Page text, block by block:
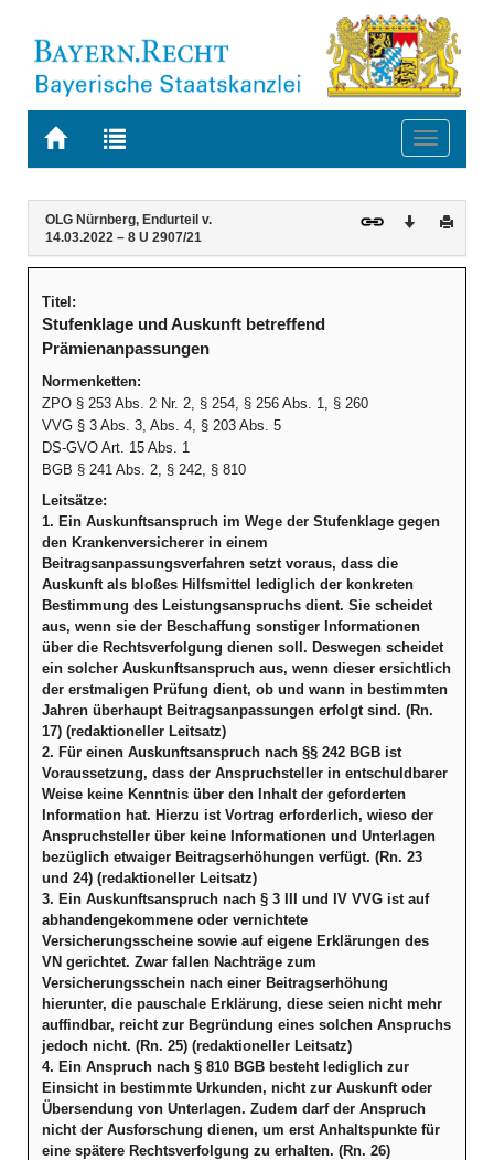
Zur
BAYERN.RECHT
Zur
letzten
Suche
Toggle
Navigation
Inhalt
OLG Nürnberg, Endurteil v.
14.03.2022 – 8 U 2907/21
Download
Titel:
Stufenklage und Auskunft betreffend
Prämienanpassungen
Normenketten:
ZPO § 253 Abs. 2 Nr. 2, § 254, § 256 Abs. 1, § 260
VVG § 3 Abs. 3, Abs. 4, § 203 Abs. 5
DS-GVO Art. 15 Abs. 1
BGB § 241 Abs. 2, § 242, § 810
Leitsätze:
1. Ein Auskunftsanspruch im Wege der Stufenklage gegen
den Krankenversicherer in einem
Beitragsanpassungsverfahren setzt voraus, dass die
Auskunft als bloßes Hilfsmittel lediglich der konkreten
Bestimmung des Leistungsanspruchs dient. Sie scheidet
aus, wenn sie der Beschaffung sonstiger Informationen
über die Rechtsverfolgung dienen soll. Deswegen scheidet
ein solcher Auskunftsanspruch aus, wenn dieser ersichtlich
der erstmaligen Prüfung dient, ob und wann in bestimmten
Jahren überhaupt Beitragsanpassungen erfolgt sind. (Rn.
17) (redaktioneller Leitsatz)
2. Für einen Auskunftsanspruch nach §§ 242 BGB ist
Voraussetzung, dass der Anspruchsteller in entschuldbarer
Weise keine Kenntnis über den Inhalt der geforderten
Information hat. Hierzu ist Vortrag erforderlich, wieso der
Anspruchsteller über keine Informationen und Unterlagen
bezüglich etwaiger Beitragserhöhungen verfügt. (Rn. 23
und 24) (redaktioneller Leitsatz)
3. Ein Auskunftsanspruch nach § 3 III und IV VVG ist auf
abhandengekommene oder vernichtete
Versicherungsscheine sowie auf eigene Erklärungen des
VN gerichtet. Zwar fallen Nachträge zum
Versicherungsschein nach einer Beitragserhöhung
hierunter, die pauschale Erklärung, diese seien nicht mehr
auffindbar, reicht zur Begründung eines solchen Anspruchs
jedoch nicht. (Rn. 25) (redaktioneller Leitsatz)
4. Ein Anspruch nach § 810 BGB besteht lediglich zur
Einsicht in bestimmte Urkunden, nicht zur Auskunft oder
Übersendung von Unterlagen. Zudem darf der Anspruch
nicht der Ausforschung dienen, um erst Anhaltspunkte für
eine spätere Rechtsverfolgung zu erhalten. (Rn. 26)